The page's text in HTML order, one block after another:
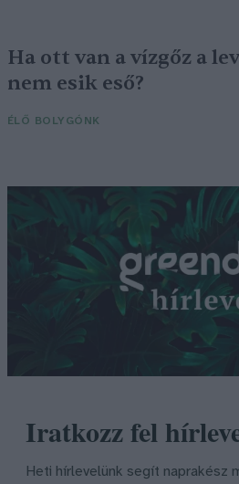
Ha ott van a vízgőz a
nem esik eső?
ÉLŐ BOLYGÓNK
Iratkozz fel
Heti hírlevelünk segít naprakész